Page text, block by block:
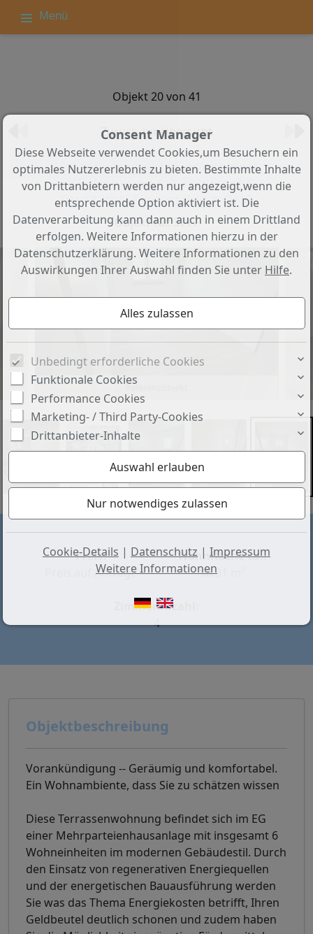
Menü
Objekt 20 von 41
Zurück zur Übersicht
Vorankündigung!! Geräumige 4
ZKB Wohnung mit Terrasse**
Top** KfW-Förderfähig * QNG
Objekt-Nr.: 3717
Referenzobjekt
Preis:
Preis auf Anfrage
Wohnfläche ca.:
98,91 m²
Zimmeranzahl:
4
Objektbeschreibung
Vorankündigung -- Geräumig und komfortabel.
Ein Wohnambiente, dass Sie zu schätzen wissen
Diese Terrassenwohnung befindet sich im EG
einer Mehrparteienhausanlage mit insgesamt 6
Wohneinheiten im modernen Gebäudestil. Durch
den Einsatz von regenerativen Energiequellen
und der energetischen Bauausführung werden
Sie was das Thema Energiekosten betrifft, Ihren
Geldbeutel deutlich schonen und zudem haben
Consent Manager
Diese Webseite verwendet Cookies,um Besuchern ein
optimales Nutzererlebnis zu bieten. Bestimmte Inhalte
von Drittanbietern werden nur angezeigt,wenn die
entsprechende Option aktiviert ist. Die
Datenverarbeitung kann dann auch in einem Drittland
erfolgen. Weitere Informationen hierzu in der
Datenschutzerklärung. Weitere Informationen zu den
Auswirkungen Ihrer Auswahl finden Sie unter Hilfe.
Unbedingt erforderliche Cookies
Funktionale Cookies
Performance Cookies
Marketing- / Third Party-Cookies
Drittanbieter-Inhalte
Cookie-Details | Datenschutz | Impressum
Weitere Informationen